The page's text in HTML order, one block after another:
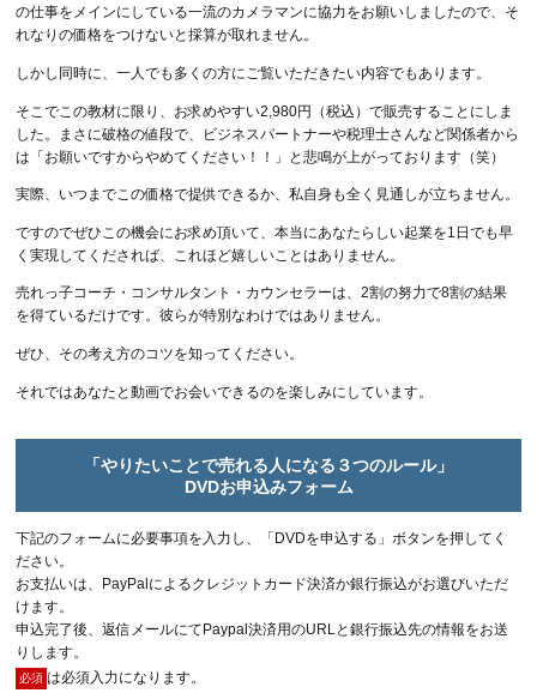
の仕事をメインにしている一流のカメラマンに協力をお願いしましたので、そ
れなりの価格をつけないと採算が取れません。
しかし同時に、一人でも多くの方にご覧いただきたい内容でもあります。
そこでこの教材に限り、お求めやすい2,980円（税込）で販売することにしま
した。まさに破格の値段で、ビジネスパートナーや税理士さんなど関係者から
は「お願いですからやめてください！！」と悲鳴が上がっております（笑）
実際、いつまでこの価格で提供できるか、私自身も全く見通しが立ちません。
ですのでぜひこの機会にお求め頂いて、本当にあなたらしい起業を1日でも早
く実現してくだされば、これほど嬉しいことはありません。
売れっ子コーチ・コンサルタント・カウンセラーは、2割の努力で8割の結果
を得ているだけです。彼らが特別なわけではありません。
ぜひ、その考え方のコツを知ってください。
それではあなたと動画でお会いできるのを楽しみにしています。
「やりたいことで売れる人になる３つのルール」
DVDお申込みフォーム
下記のフォームに必要事項を入力し、「DVDを申込する」ボタンを押してく
ださい。
お支払いは、PayPalによるクレジットカード決済か銀行振込がお選びいただ
けます。
申込完了後、返信メールにてPaypal決済用のURLと銀行振込先の情報をお送
りします。
必須 は必須入力になります。